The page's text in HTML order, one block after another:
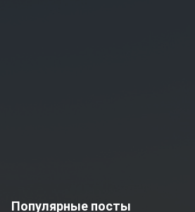
Популярные посты